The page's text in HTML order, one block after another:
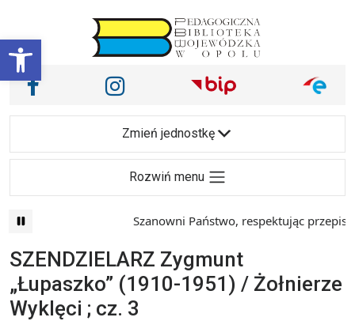
Otwórz pasek narzędzi
Main Navigation
Nasze media społecznościowe i inne
Facebook Instagram
Zmień jednostkę
Rozwiń menu
Szanowni Państwo, respektując przepisy prawa
SZENDZIELARZ Zygmunt
„Łupaszko” (1910-1951) / Żołnierze
Wyklęci ; cz. 3